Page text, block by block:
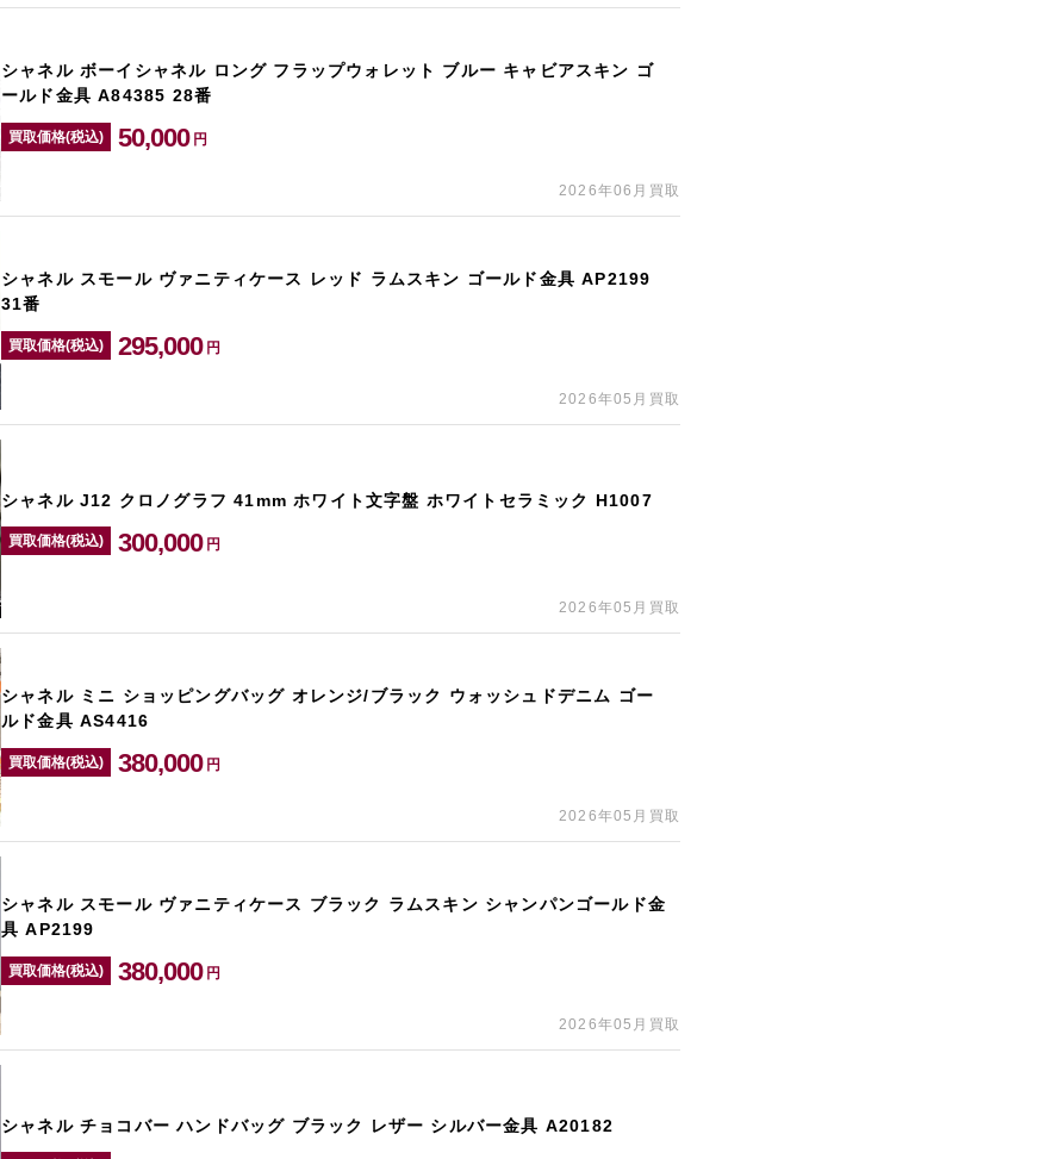
シャネル ボーイシャネル ロング フラップウォレット ブルー キャビアスキン ゴ
ールド金具 A84385 28番
買取価格(税込) 50,000 円
2026年06月買取
シャネル スモール ヴァニティケース レッド ラムスキン ゴールド金具 AP2199
31番
買取価格(税込) 295,000 円
2026年05月買取
シャネル J12 クロノグラフ 41mm ホワイト文字盤 ホワイトセラミック H1007
買取価格(税込) 300,000 円
2026年05月買取
シャネル ミニ ショッピングバッグ オレンジ/ブラック ウォッシュドデニム ゴー
ルド金具 AS4416
買取価格(税込) 380,000 円
2026年05月買取
シャネル スモール ヴァニティケース ブラック ラムスキン シャンパンゴールド金
具 AP2199
買取価格(税込) 380,000 円
2026年05月買取
シャネル チョコバー ハンドバッグ ブラック レザー シルバー金具 A20182